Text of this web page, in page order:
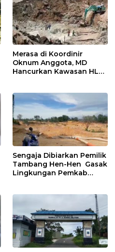
Merasa di Koordinir
Oknum Anggota, MD
Hancurkan Kawasan HLP.
Sengaja Dibiarkan Pemilik
Tambang Hen-Hen Gasak
Lingkungan Pemkab